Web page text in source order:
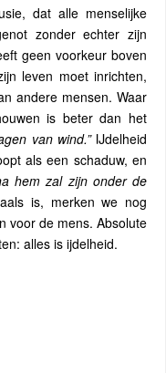
dat alle menselijke
zonder echter zijn
geen voorkeur boven
leven moet inrichten,
andere mensen. Waar
is beter dan het
van wind.”IJdelheid
als een schaduw, en
hem zal zijn onder de
is, merken we nog
voor de mens. Absolute
alles is ijdelheid.